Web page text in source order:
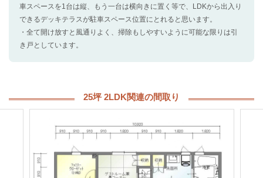
車スペースを1台は縦、もう一台は横向きに置く等で、LDKから出入り
できるデッキテラスが駐車スペース位置にとれると思います。
・全て開け放すと風通りよく、掃除もしやすいように可能な限りは引
き戸としています。
25坪 2LDK関連の間取り